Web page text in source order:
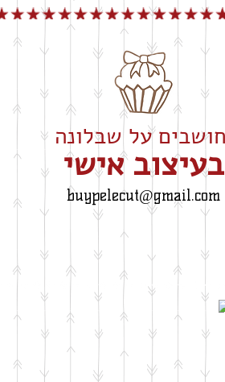
​בעיצוב אישי
buypelecut@gmail.com